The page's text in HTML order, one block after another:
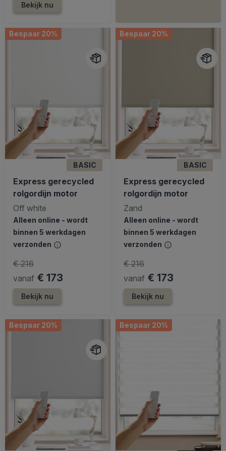
Bekijk nu
Bespaar 20%
BASIC
Express gerecycled
rolgordijn motor
Off white
Alleen online - wordt
binnen 5 werkdagen
verzonden
vanaf € 173
€ 216
Bekijk nu
Bespaar 20%
BASIC
Express gerecycled
rolgordijn motor
Zand
Alleen online - wordt
binnen 5 werkdagen
verzonden
vanaf € 173
€ 216
Bekijk nu
Bespaar 20% Bespaar 20%